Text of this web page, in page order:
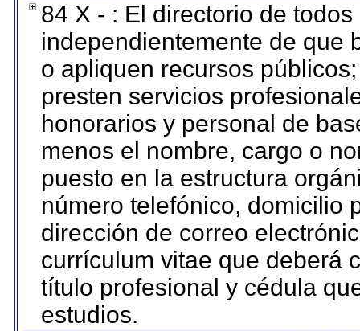
84 X - : El directorio de
independientemente de que
o apliquen recursos
presten servicios
honorarios y personal de
menos el nombre, cargo o
puesto en la estructura
número telefónico, domicilio
dirección de correo
currículum vitae que deberá
título profesional y cédula
estudios.